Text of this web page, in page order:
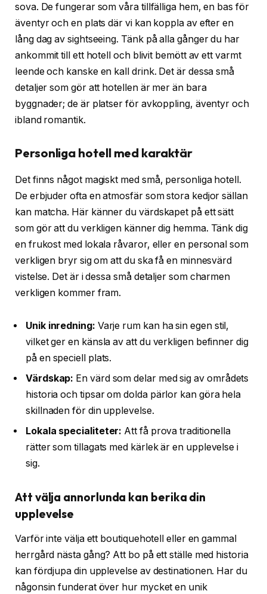
sova. De fungerar som våra tillfälliga hem, en bas för
äventyr och en plats där vi kan koppla av efter en
lång dag av sightseeing. Tänk på alla gånger du har
ankommit till ett hotell och blivit bemött av ett varmt
leende och kanske en kall drink. Det är dessa små
detaljer som gör att hotellen är mer än bara
byggnader; de är platser för avkoppling, äventyr och
ibland romantik.
Personliga hotell med karaktär
Det finns något magiskt med små, personliga hotell.
De erbjuder ofta en atmosfär som stora kedjor sällan
kan matcha. Här känner du värdskapet på ett sätt
som gör att du verkligen känner dig hemma. Tänk dig
en frukost med lokala råvaror, eller en personal som
verkligen bryr sig om att du ska få en minnesvärd
vistelse. Det är i dessa små detaljer som charmen
verkligen kommer fram.
Unik inredning: Varje rum kan ha sin egen stil,
vilket ger en känsla av att du verkligen befinner dig
på en speciell plats.
Värdskap: En värd som delar med sig av områdets
historia och tipsar om dolda pärlor kan göra hela
skillnaden för din upplevelse.
Lokala specialiteter: Att få prova traditionella
rätter som tillagats med kärlek är en upplevelse i
sig.
Att välja annorlunda kan berika din
upplevelse
Varför inte välja ett boutiquehotell eller en gammal
herrgård nästa gång? Att bo på ett ställe med historia
kan fördjupa din upplevelse av destinationen. Har du
någonsin funderat över hur mycket en unik